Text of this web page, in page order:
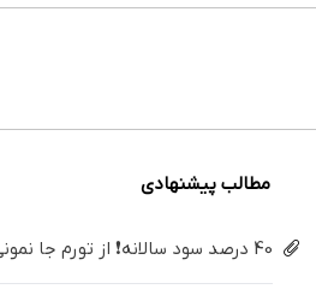
میلیون !
کن
مطالب پیشنهادی
40 درصد سود سالانه❗ از تورم جا نمونی😲